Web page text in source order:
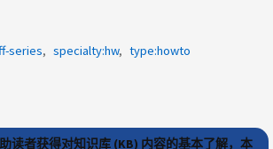
series
specialty:hw type:howto
读者获得对知识库 (KB) 内容的基本了解，本